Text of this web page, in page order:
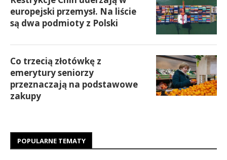
europejski przemysł. Na liście
są dwa podmioty z Polski
Co trzecią złotówkę z
emerytury seniorzy
przeznaczają na podstawowe
zakupy
POPULARNE TEMATY